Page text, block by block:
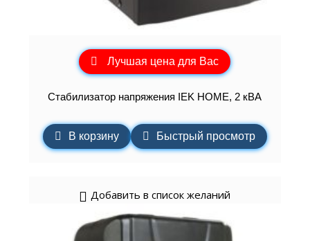
Лучшая цена для Вас
Стабилизатор напряжения IEK HOME, 2 кВА
В корзину Быстрый просмотр
Добавить в список желаний